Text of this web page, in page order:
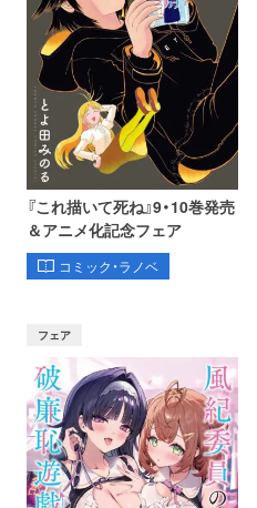
『これ描いて死ね』9・10巻発売
＆アニメ化記念フェア
コミック・ラノベ
フェア